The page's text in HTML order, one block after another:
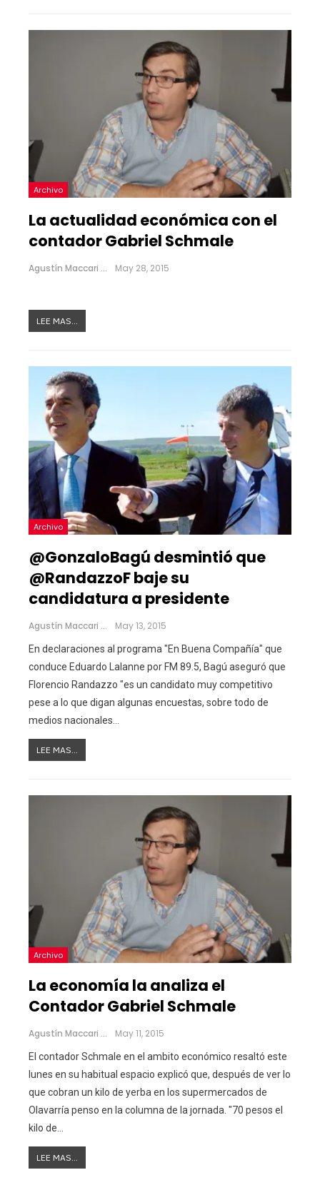
Archivo
La actualidad económica con el
contador Gabriel Schmale
Agustín Maccari May 28, 2015
LEE MAS...
Archivo
@GonzaloBagú desmintió que
@RandazzoF baje su
candidatura a presidente
Agustín Maccari May 13, 2015
En declaraciones al programa "En Buena Compañía" que
conduce Eduardo Lalanne por FM 89.5, Bagú aseguró que
Florencio Randazzo "es un candidato muy competitivo
pese a lo que digan algunas encuestas, sobre todo de
medios nacionales…
LEE MAS...
Archivo
La economía la analiza el
Contador Gabriel Schmale
Agustín Maccari May 11, 2015
El contador Schmale en el ambito económico resaltó este
lunes en su habitual espacio explicó que, después de ver lo
que cobran un kilo de yerba en los supermercados de
Olavarría penso en la columna de la jornada. "70 pesos el
kilo de…
LEE MAS...